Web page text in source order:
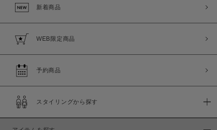
新着商品
WEB限定商品
予約商品
スタイリングから探す